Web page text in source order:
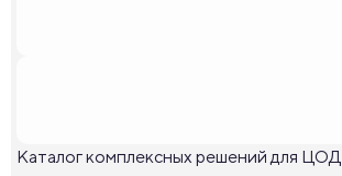
Каталог комплексных решений для ЦОД